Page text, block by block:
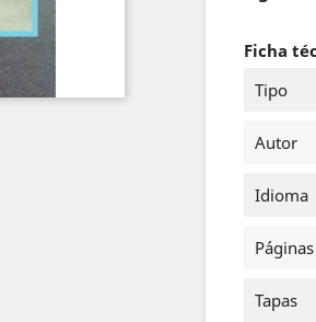
Ficha
Tipo
Autor
Idioma
Páginas
Tapas